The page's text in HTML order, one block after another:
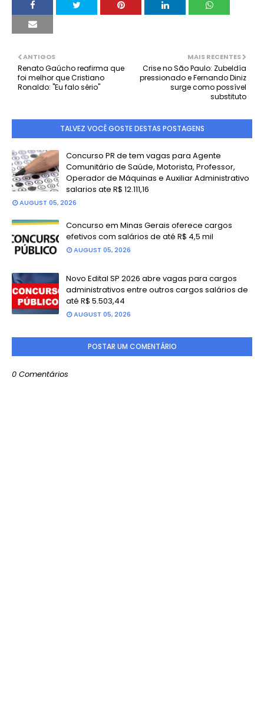
MAIS RECENTES
Crise no São Paulo: Zubeldía
pressionado e Fernando Diniz
surge como possível
substituto
ANTIGOS
Renato Gaúcho reafirma que
foi melhor que Cristiano
Ronaldo: "Eu falo sério"
TALVEZ VOCÊ GOSTE DESTAS POSTAGENS
Concurso PR de tem vagas para Agente
Comunitário de Saúde, Motorista, Professor,
Operador de Máquinas e Auxiliar Administrativo
salarios ate R$ 12.111,16
AUGUST 05, 2026
Concurso em Minas Gerais oferece cargos
efetivos com salários de até R$ 4,5 mil
AUGUST 05, 2026
Novo Edital SP 2026 abre vagas para cargos
administrativos entre outros cargos salários de
até R$ 5.503,44
AUGUST 05, 2026
POSTAR UM COMENTÁRIO
0 Comentários